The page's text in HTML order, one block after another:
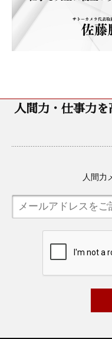
人間力・仕事力
人間力